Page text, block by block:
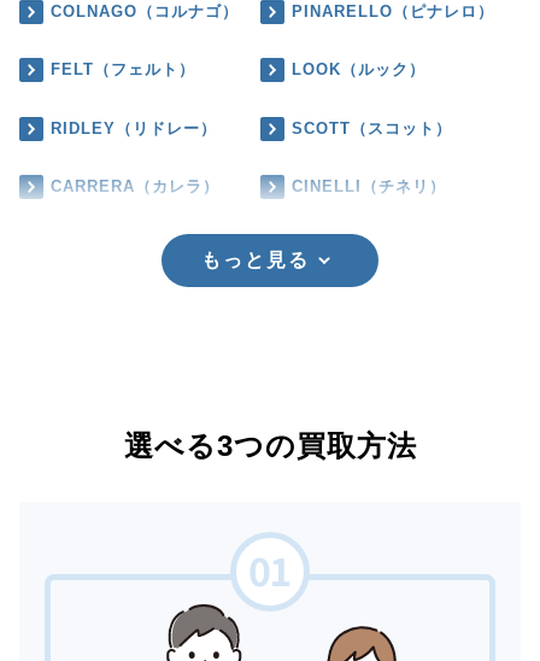
COLNAGO（コルナゴ） PINARELLO（ピナレロ）
FELT（フェルト） LOOK（ルック）
RIDLEY（リドレー） SCOTT（スコット）
CARRERA（カレラ） CINELLI（チネリ）
もっと見る
選べる3つの買取方法